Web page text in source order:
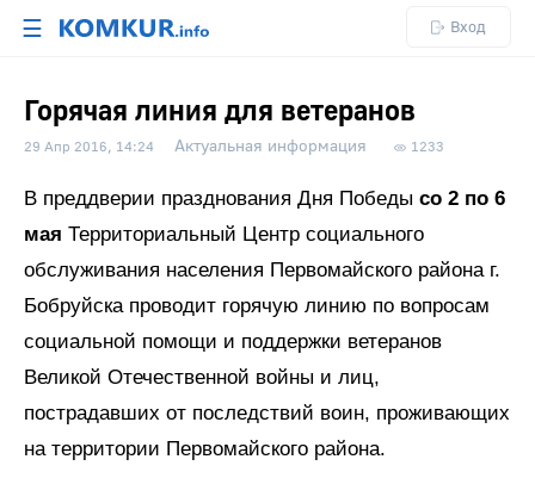
☰ Вход
Горячая линия для ветеранов
29 Апр 2016, 14:24 Актуальная информация 1233
В преддверии празднования Дня Победы со 2 по 6
мая Территориальный Центр социального
обслуживания населения Первомайского района г.
Бобруйска проводит горячую линию по вопросам
социальной помощи и поддержки ветеранов
Великой Отечественной войны и лиц,
пострадавших от последствий воин, проживающих
на территории Первомайского района.